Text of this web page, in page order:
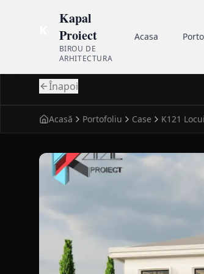
Kapal
Proiect
BIROU DE
ARHITECTURA
Acasa
Înapoi
Acasă Portofoliu Case
fatada principala pentru case